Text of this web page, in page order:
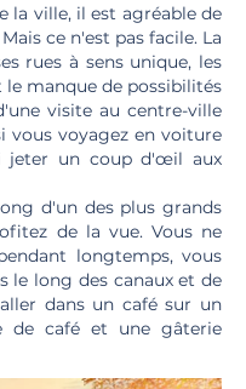
la ville, il est agréable de
ce n'est pas facile. La
rues à sens unique, les
manque de possibilités
visite au centre-ville
vous voyagez en voiture
jeter un coup d'œil aux
d'un des plus grands
de la vue. Vous ne
longtemps, vous
le long des canaux et de
dans un café sur un
de café et une gâterie